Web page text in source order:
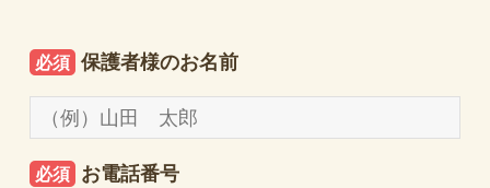
必須 保護者様のお名前
必須 お電話番号